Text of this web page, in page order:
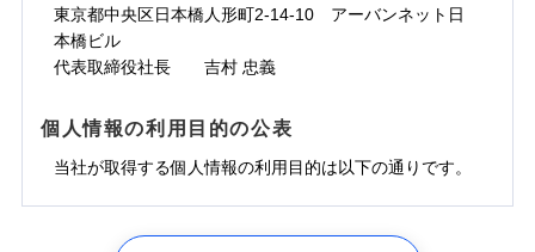
東京都中央区日本橋人形町2-14-10 アーバンネット日
本橋ビル
代表取締役社長 吉村 忠義
個人情報の利用目的の公表
当社が取得する個人情報の利用目的は以下の通りです。